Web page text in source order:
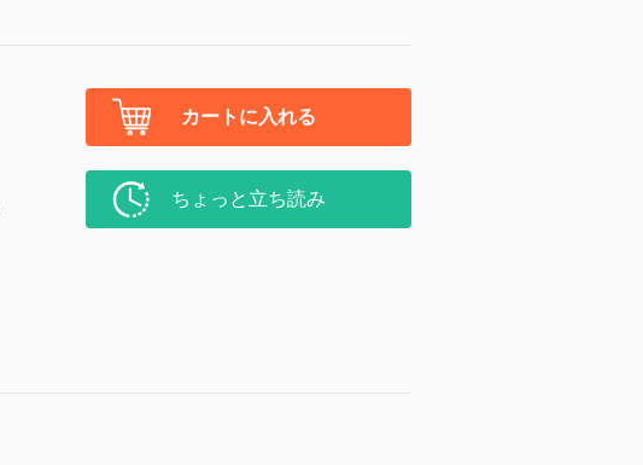
カートに入れる
ちょっと立ち読み